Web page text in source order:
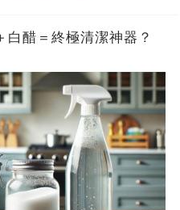
白醋＝終極清潔神器？